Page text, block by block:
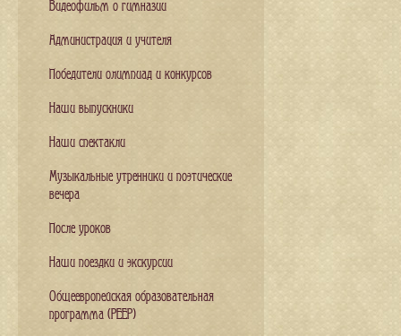
Видеофильм о гимназии
Администрация и учителя
Победители олимпиад и конкурсов
Наши выпускники
Наши спектакли
Музыкальные утренники и поэтические
вечера
После уроков
Наши поездки и экскурсии
Общеевропейская образовательная
программа (PEEP)